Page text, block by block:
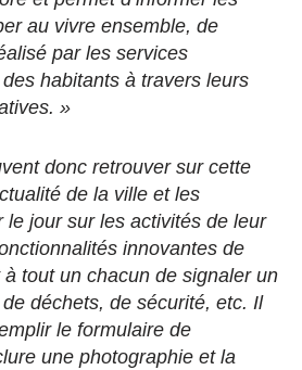
au vivre ensemble, de
par les services
habitants à travers leurs
»
donc retrouver sur cette
de la ville et les
le jour sur les activités de leur
innovantes de
à tout un chacun de signaler un
déchets, de sécurité, etc. Il
le formulaire de
une photographie et la